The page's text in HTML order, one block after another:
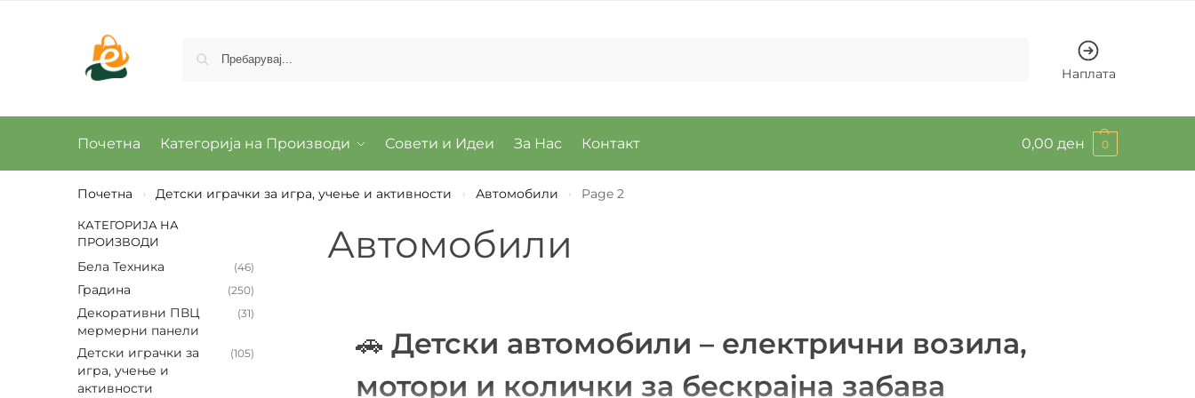
Наплата
Почетна Категорија на Производи Совети и Идеи За Нас Контакт 0,00 ден 0
Почетна › Детски играчки за игра, учење и активности › Автомобили › Page 2
Автомобили
🚗 Детски автомобили – електрични возила,
мотори и колички за бескрајна забава
КАТЕГОРИЈА НА
ПРОИЗВОДИ
Бела Техника (46)
Градина (250)
Декоративни ПВЦ
мермерни панели
(31)
Детски играчки за
игра, учење и
активности
(105)